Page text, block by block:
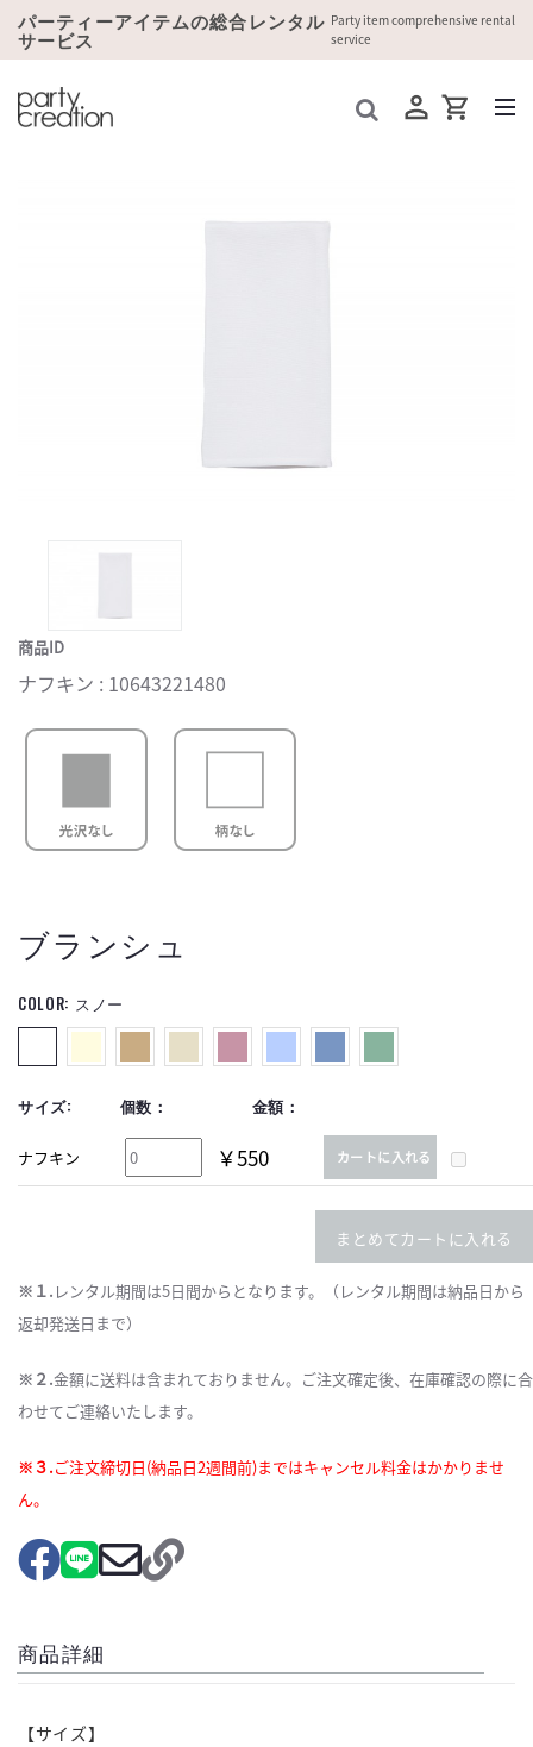
パーティーアイテムの総合レンタル
サービス
Party item comprehensive rental
service
商品ID
ナフキン : 10643221480
ブランシュ
COLOR: スノー
サイズ: 個数： 金額：
ナフキン ￥550 カートに入れる
まとめてカートに入れる
※１. レンタル期間は5日間からとなります。（レンタル期間は納品日から
返却発送日まで）
※２.金額に送料は含まれておりません。ご注文確定後、在庫確認の際に合
わせてご連絡いたします。
※３.ご注文締切日(納品日2週間前)まではキャンセル料金はかかりませ
ん。
商品詳細
【サイズ】